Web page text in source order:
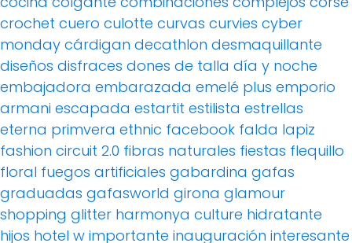
crochet cuero culotte curvas curvies cyber
monday cárdigan decathlon desmaquillante
diseños disfraces dones de talla día y noche
embajadora embarazada emelé plus emporio
armani escapada estartit estilista estrellas
eterna primvera ethnic facebook falda lapiz
fashion circuit 2.0 fibras naturales fiestas flequillo
floral fuegos artificiales gabardina gafas
graduadas gafasworld girona glamour
shopping glitter harmonya culture hidratante
hijos hotel w importante inauguración interesante